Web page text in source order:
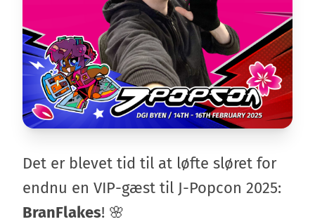
Det er blevet tid til at løfte sløret for
endnu en VIP-gæst til J-Popcon 2025:
BranFlakes! 🌸